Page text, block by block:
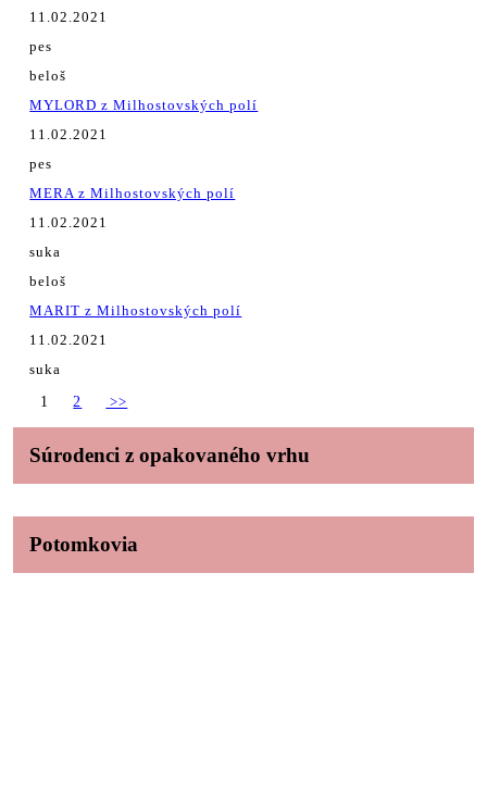
11.02.2021
pes
beloš
MYLORD z Milhostovských polí
11.02.2021
pes
MERA z Milhostovských polí
11.02.2021
suka
beloš
MARIT z Milhostovských polí
11.02.2021
suka
1
2 >>
Súrodenci z opakovaného vrhu
Potomkovia